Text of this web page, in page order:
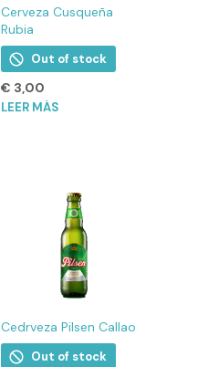
Cerveza Cusqueña
Rubia
Out of stock
€ 3,00
LEER MÁS
Cedrveza Pilsen Callao
Out of stock